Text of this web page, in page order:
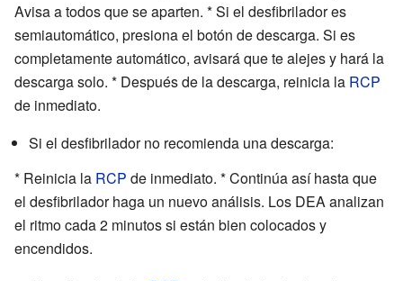
Avisa a todos que se aparten. * Si el desfibrilador es
semiautomático, presiona el botón de descarga. Si es
completamente automático, avisará que te alejes y hará la
descarga solo. * Después de la descarga, reinicia la RCP
de inmediato.
Si el desfibrilador no recomienda una descarga:
* Reinicia la RCP de inmediato. * Continúa así hasta que
el desfibrilador haga un nuevo análisis. Los DEA analizan
el ritmo cada 2 minutos si están bien colocados y
encendidos.